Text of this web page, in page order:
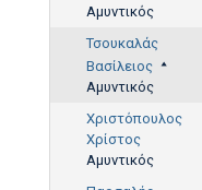
Αμυντικός
Τσουκαλάς
Βασίλειος
Αμυντικός
Χριστόπουλος
Χρίστος
Αμυντικός